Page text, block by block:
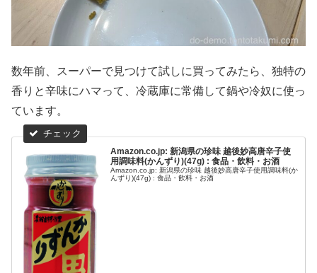
数年前、スーパーで見つけて試しに買ってみたら、独特の
香りと辛味にハマって、冷蔵庫に常備して鍋や冷奴に使っ
ています。
Amazon.co.jp: 新潟県の珍味 越後妙高唐辛子使
用調味料(かんずり)(47g) : 食品・飲料・お酒
Amazon.co.jp: 新潟県の珍味 越後妙高唐辛子使用調味料(か
んずり)(47g) : 食品・飲料・お酒